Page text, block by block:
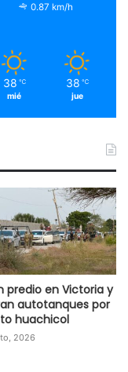
0.87 km/h
38 ℃
mié
38 ℃
jue
predio en Victoria y
autotanques por
huachicol
2026